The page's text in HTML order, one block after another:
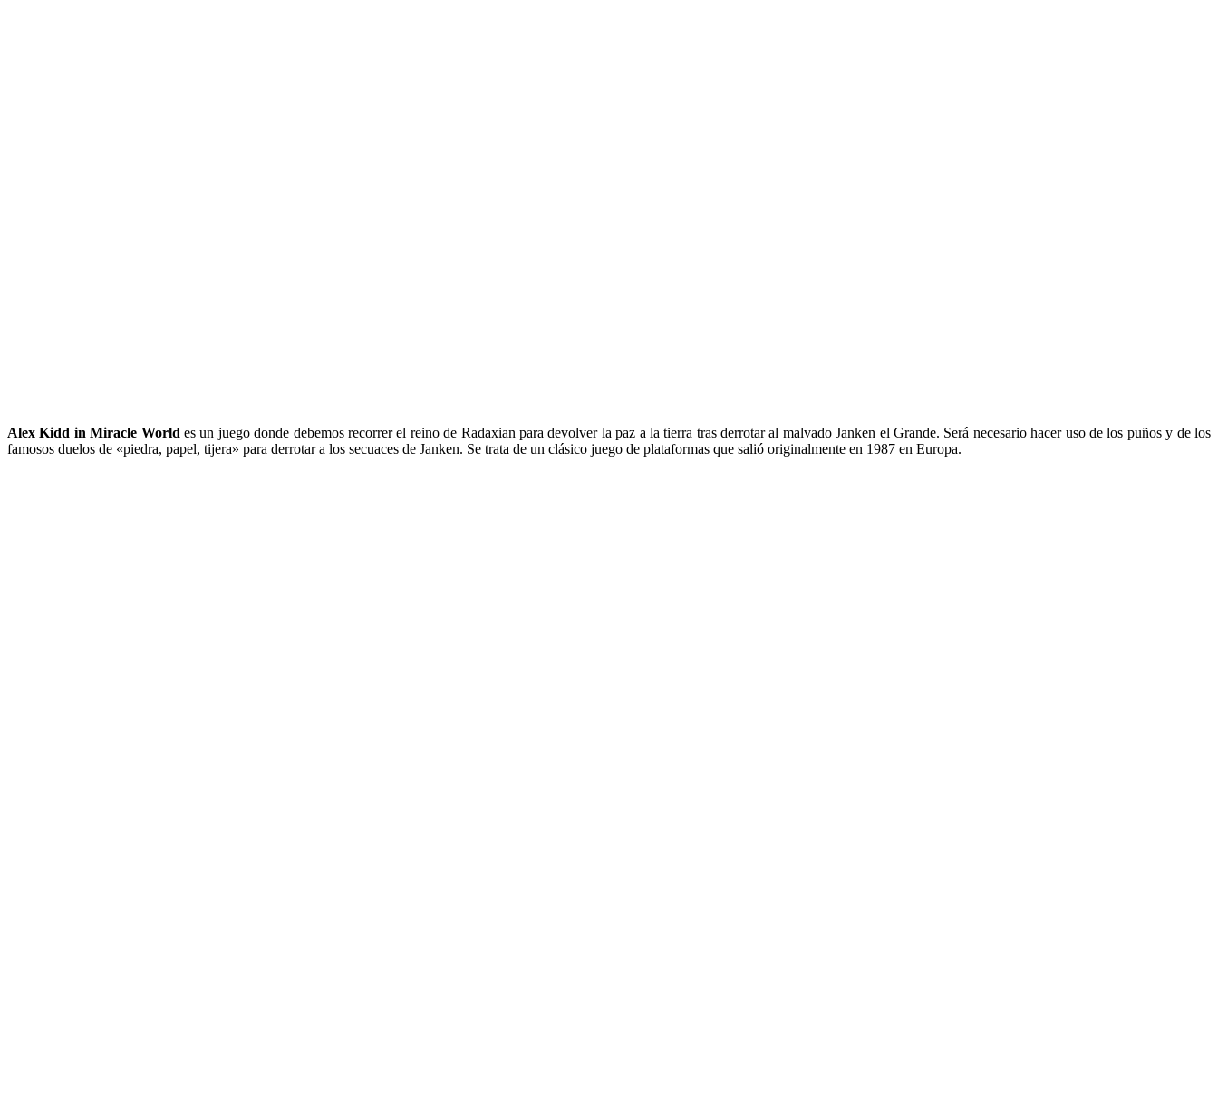
Alex Kidd in Miracle World es un juego donde debemos recorrer el reino de Radaxian para devolver la paz a la tierra tras derrotar al malvado Janken el Grande. Será necesario hacer uso de los puños y de los
famosos duelos de «piedra, papel, tijera» para derrotar a los secuaces de Janken. Se trata de un clásico juego de plataformas que salió originalmente en 1987 en Europa.